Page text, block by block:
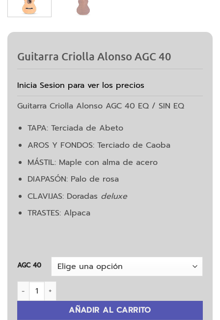
Guitarra Criolla Alonso AGC 40
Inicia Sesion para ver los precios
Guitarra Criolla Alonso AGC 40 EQ / SIN EQ
TAPA: Terciada de Abeto
AROS Y FONDOS: Terciado de Caoba
MÁSTIL: Maple con alma de acero
DIAPASÓN: Palo de rosa
CLAVIJAS: Doradas deluxe
TRASTES: Alpaca
AGC 40
Guitarra Criolla Alonso AGC 40 cantidad
AÑADIR AL CARRITO